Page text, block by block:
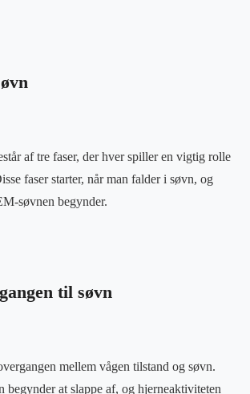
af tre faser, der hver spiller en vigtig rolle
faser starter, når man falder i søvn, og
søvnen begynder.
til søvn
mellem vågen tilstand og søvn.
begynder at slappe af, og hjerneaktiviteten